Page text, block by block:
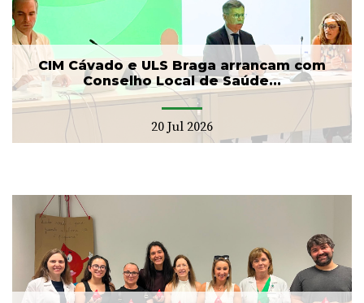
CIM Cávado e ULS Braga arrancam com
Conselho Local de Saúde...
20 Jul 2026